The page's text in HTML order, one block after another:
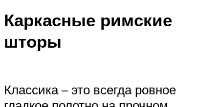
Каркасные римские
шторы
Классика – это всегда ровное